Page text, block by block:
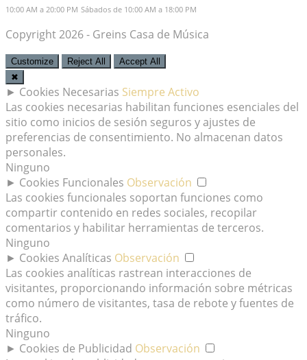
10:00 AM a 20:00 PM Sábados de 10:00 AM a 18:00 PM
Copyright 2026 - Greins Casa de Música
Customize Reject All
Accept All
✖
► Cookies Necesarias Siempre Activo
Las cookies necesarias habilitan funciones esenciales del
sitio como inicios de sesión seguros y ajustes de
preferencias de consentimiento. No almacenan datos
personales.
Ninguno
► Cookies Funcionales Observación
Las cookies funcionales soportan funciones como
compartir contenido en redes sociales, recopilar
comentarios y habilitar herramientas de terceros.
Ninguno
► Cookies Analíticas Observación
Las cookies analíticas rastrean interacciones de
visitantes, proporcionando información sobre métricas
como número de visitantes, tasa de rebote y fuentes de
tráfico.
Ninguno
► Cookies de Publicidad Observación